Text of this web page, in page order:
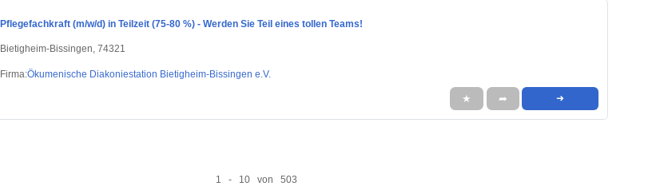
Pflegefachkraft (m/w/d) in Teilzeit (75-80 %) - Werden Sie Teil eines tollen Teams!
Bietigheim-Bissingen, 74321
Firma:Ökumenische Diakoniestation Bietigheim-Bissingen e.V.
★ ➦ ➜
1 - 10 von 503